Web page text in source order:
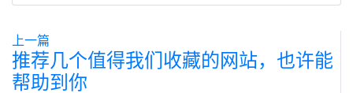
上一篇
推荐几个值得我们收藏的网站，也许能
帮助到你